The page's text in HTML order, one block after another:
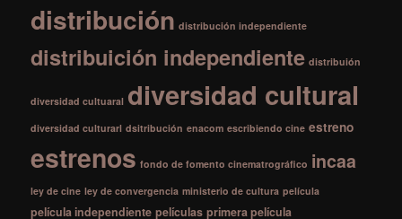
distribución distribución independiente
distribuición independiente distribuión
diversidad cultuaral diversidad cultural
diversidad culturarl dsitribución enacom escribiendo cine estreno
estrenos fondo de fomento cinematrográfico incaa
ley de cine ley de convergencia ministerio de cultura película
película independiente películas primera película